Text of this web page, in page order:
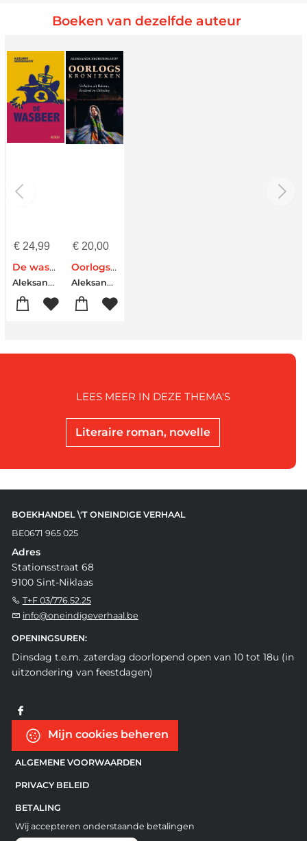
Boeken van dezelfde auteur
€24,99
De wasbeer
Aleksandr Skorobogatov
€20,00
Oorlogskronieken
Aleksandr Skorobogatov
Literaire roman, novelle
LEES MEER IN DEZE THEMA'S
BOEKHANDEL \'T ONEINDIGE VERHAAL
BE0671 965 025
Adres
Stationsstraat 68
9100 Sint-Niklaas
T+F 03/776.52.25
info@oneindigeverhaal.be
OPENINGSUREN:
Dinsdag t.e.m. zaterdag doorlopend open van 10 tot 18u (in
uitzondering van feestdagen)
Mijn cookies beheren
ALGEMENE VOORWAARDEN
PRIVACY BELEID
BETALING
Wij accepteren onderstaande betalingen